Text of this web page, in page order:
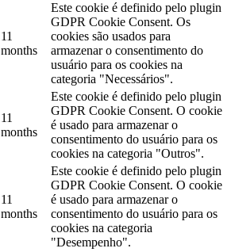
11
months
Este cookie é definido pelo plugin
GDPR Cookie Consent. Os
cookies são usados ​​para
armazenar o consentimento do
usuário para os cookies na
categoria "Necessários".
11
months
Este cookie é definido pelo plugin
GDPR Cookie Consent. O cookie
é usado para armazenar o
consentimento do usuário para os
cookies na categoria "Outros".
11
months
Este cookie é definido pelo plugin
GDPR Cookie Consent. O cookie
é usado para armazenar o
consentimento do usuário para os
cookies na categoria
"Desempenho".